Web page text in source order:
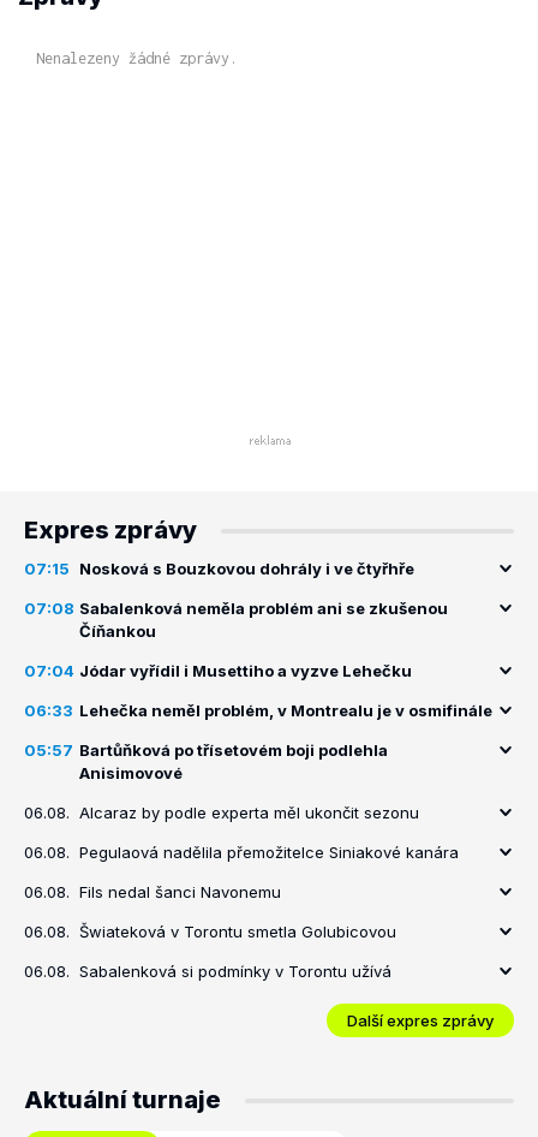
Nenalezeny žádné zprávy.
Expres zprávy
07:15 Nosková s Bouzkovou dohrály i ve čtyřhře
07:08 Sabalenková neměla problém ani se zkušenou
Číňankou
07:04 Jódar vyřídil i Musettiho a vyzve Lehečku
06:33 Lehečka neměl problém, v Montrealu je v osmifinále
05:57 Bartůňková po třísetovém boji podlehla
Anisimovové
06.08. Alcaraz by podle experta měl ukončit sezonu
06.08. Pegulaová nadělila přemožitelce Siniakové kanára
06.08. Fils nedal šanci Navonemu
06.08. Šwiateková v Torontu smetla Golubicovou
06.08. Sabalenková si podmínky v Torontu užívá
Další expres zprávy
Aktuální turnaje